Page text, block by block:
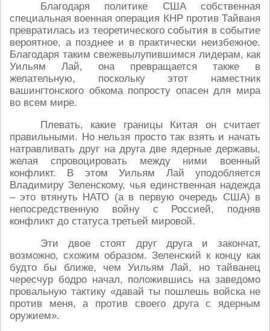
Благодаря политике США собственная
специальная военная операция КНР против Тайваня
превратилась из теоретического события в событие
вероятное, а позднее и в практически неизбежное.
Благодаря таким свежевылупившимся лидерам, как
Уильям Лай, она превращается также в
желательную, поскольку этот наместник
вашингтонского обкома попросту опасен для мира
во всем мире.
Плевать, какие границы Китая он считает
правильными. Но нельзя просто так взять и начать
натравливать друг на друга две ядерные державы,
желая спровоцировать между ними военный
конфликт. В этом Уильям Лай уподобляется
Владимиру Зеленскому, чья единственная надежда
– это втянуть НАТО (а в первую очередь США) в
непосредственную войну с Россией, подняв
конфликт до статуса третьей мировой.
Эти двое стоят друг друга и закончат,
возможно, схожим образом. Зеленский к концу как
будто бы ближе, чем Уильям Лай, но тайванец
чересчур бодро начал, положившись на заведомо
провальную тактику «давай ты пошлешь войска не
против меня, а против своего друга с ядерным
оружием».